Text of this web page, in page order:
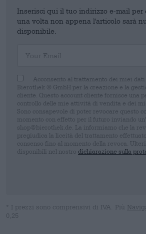
Inserisci qui il tuo indirizzo e-mail per
una volta non appena l'articolo sarà
disponibile.
Acconsento al trattamento dei miei
Bierothek ® GmbH per la creazione e la
cliente. Questo account cliente fornisce una
controllo delle mie attività di vendita e dei
Sono consapevole di poter revocare questo
momento con effetto per il futuro inviando
shop@bierothek.de. La informiamo che la
pregiudica la liceità del trattamento
consenso fino al momento della revoca.
disponibili nel nostro dichiarazione sulla
* I prezzi sono comprensivi di IVA. Più
0,25